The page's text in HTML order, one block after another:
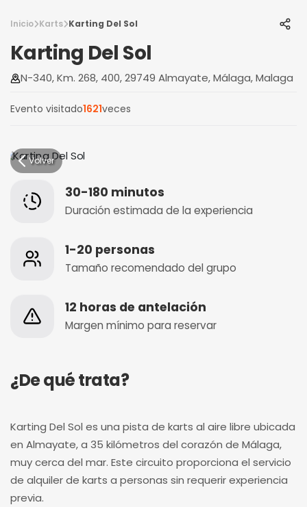
Inicio Karts Karting Del Sol
Karting Del Sol
N-340, Km. 268, 400, 29749 Almayate, Málaga, Malaga
Evento visitado1621veces
Volver
30-180 minutos
Duración estimada de la experiencia
1-20 personas
Tamaño recomendado del grupo
12 horas de antelación
Margen mínimo para reservar
¿De qué trata?
Karting Del Sol es una pista de karts al aire libre ubicada
en Almayate, a 35 kilómetros del corazón de Málaga,
muy cerca del mar. Este circuito proporciona el servicio
de alquiler de karts a personas sin requerir experiencia
previa.